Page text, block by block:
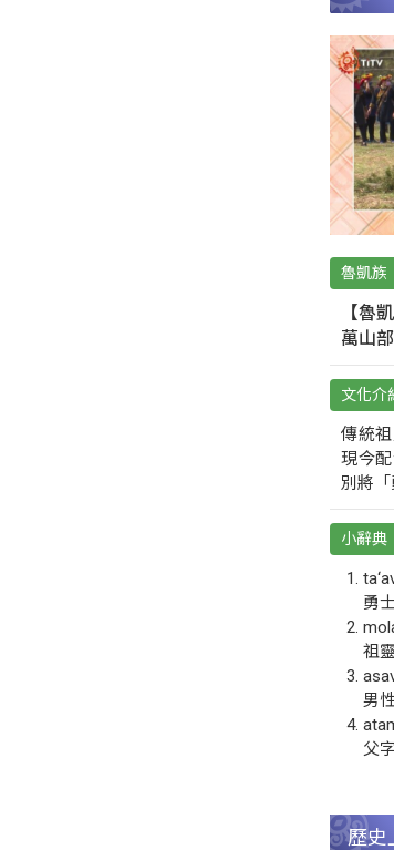
魯凱族
【魯
萬山
文化介
傳統
現今
別將「
小辭典
勇
祖
男
父
歷史